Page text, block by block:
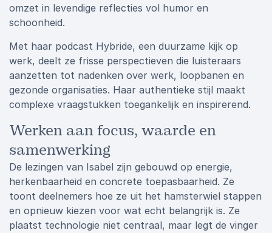
omzet in levendige reflecties vol humor en
schoonheid.
Met haar podcast Hybride, een duurzame kijk op
werk, deelt ze frisse perspectieven die luisteraars
aanzetten tot nadenken over werk, loopbanen en
gezonde organisaties. Haar authentieke stijl maakt
complexe vraagstukken toegankelijk en inspirerend.
Werken aan focus, waarde en
samenwerking
De lezingen van Isabel zijn gebouwd op energie,
herkenbaarheid en concrete toepasbaarheid. Ze
toont deelnemers hoe ze uit het hamsterwiel stappen
en opnieuw kiezen voor wat echt belangrijk is. Ze
plaatst technologie niet centraal, maar legt de vinger